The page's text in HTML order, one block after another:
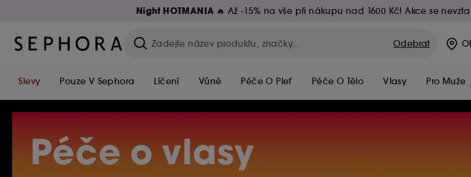
Night HOTMANIA 🔥 Až -15% na vše při nákupu nad 1600 Kč! Akce se
Odebrat
Slevy Pouze V Sephora Líčení Vůně Péče O Pleť Péče O Tělo Vlasy Pro Muže
Péče o vlasy